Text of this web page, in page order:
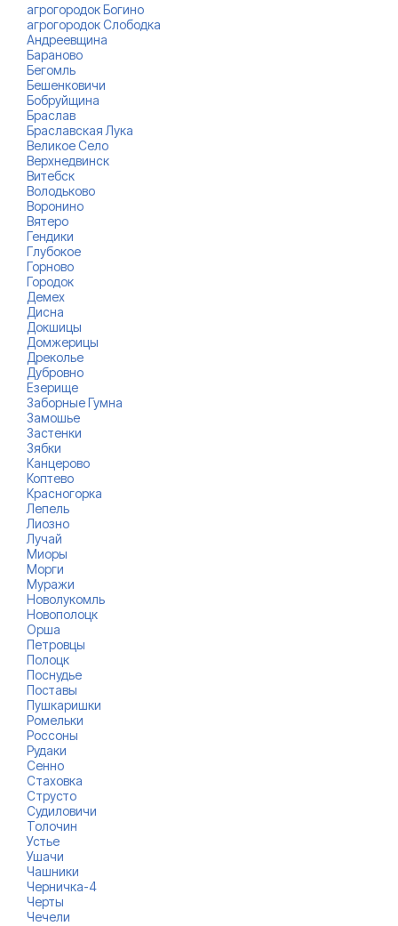
агрогородок Богино
агрогородок Слободка
Андреевщина
Бараново
Бегомль
Бешенковичи
Бобруйщина
Браслав
Браславская Лука
Великое Село
Верхнедвинск
Витебск
Володьково
Воронино
Вятеро
Гендики
Глубокое
Горново
Городок
Демех
Дисна
Докшицы
Домжерицы
Дреколье
Дубровно
Езерище
Заборные Гумна
Замошье
Застенки
Зябки
Канцерово
Коптево
Красногорка
Лепель
Лиозно
Лучай
Миоры
Морги
Муражи
Новолукомль
Новополоцк
Орша
Петровцы
Полоцк
Поснудье
Поставы
Пушкаришки
Ромельки
Россоны
Рудаки
Сенно
Стаховка
Струсто
Судиловичи
Толочин
Устье
Ушачи
Чашники
Черничка-4
Черты
Чечели